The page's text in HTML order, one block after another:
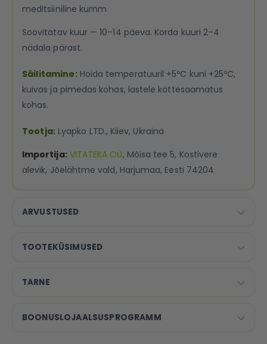
ARVUSTUSED
TOOTEKÜSIMUSED
TARNE
BOONUSLOJAALSUSPROGRAMM
meditsiiniline kumm
Soovitatav kuur — 10–14 päeva. Korda kuuri 2–4
nädala pärast.
Säilitamine:Hoida temperatuuril +5ºC kuni +25ºC,
kuivas ja pimedas kohas, lastele kättesaamatus
kohas.
Tootja:Lyapko LTD., Kiiev, Ukraina
Importija: VITATEKA OÜ, Mõisa tee 5, Kostivere
alevik, Jõelähtme vald, Harjumaa, Eesti 74204